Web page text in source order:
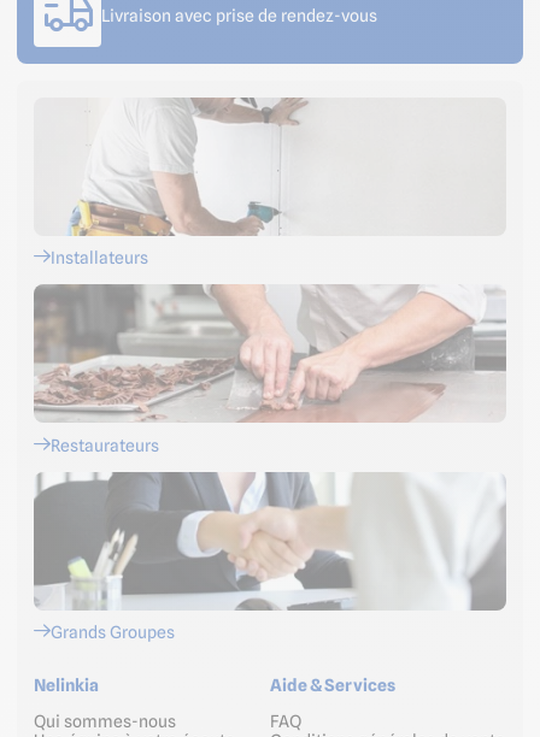
Livraison avec prise de rendez-vous
Installateurs
Restaurateurs
Grands Groupes
Nelinkia
Qui sommes-nous
Aide & Services
FAQ